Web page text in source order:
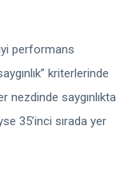
performans
kriterlerinde
nezdinde saygınlıkta
35’inci sırada yer